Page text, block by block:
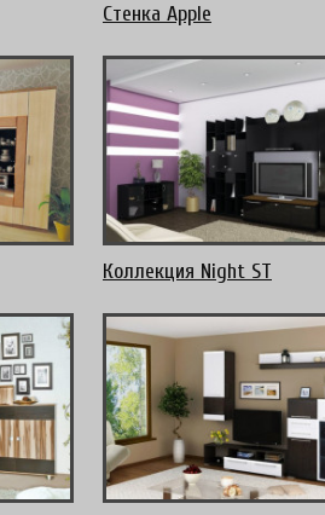
Стенка Apple
Коллекция Night ST